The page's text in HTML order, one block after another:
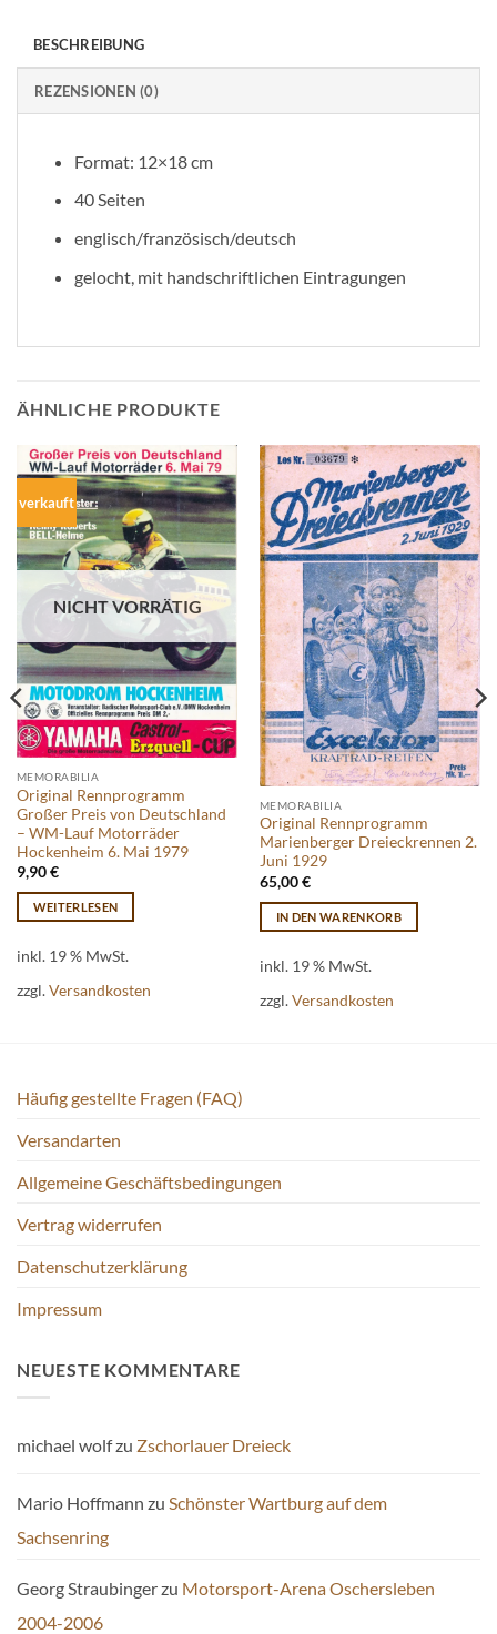
BESCHREIBUNG
REZENSIONEN (0)
Format: 12×18 cm
40 Seiten
englisch/französisch/deutsch
gelocht, mit handschriftlichen Eintragungen
ÄHNLICHE PRODUKTE
verkauft
NICHT VORRÄTIG
MEMORABILIA
Original Rennprogramm
Großer Preis von Deutschland
– WM-Lauf Motorräder
Hockenheim 6. Mai 1979
9,90€
WEITERLESEN
inkl. 19 % MwSt.
zzgl.Versandkosten
MEMORABILIA
Original Rennprogramm
Marienberger Dreieckrennen 2.
Juni 1929
65,00€
IN DEN WARENKORB
inkl. 19 % MwSt.
zzgl.Versandkosten
Häufig gestellte Fragen (FAQ)
Versandarten
Allgemeine Geschäftsbedingungen
Vertrag widerrufen
Datenschutzerklärung
Impressum
NEUESTE KOMMENTARE
michael wolfzu Zschorlauer Dreieck
Mario Hoffmann zu Schönster Wartburg auf dem
Sachsenring
Georg Straubingerzu Motorsport-Arena Oschersleben
2004-2006